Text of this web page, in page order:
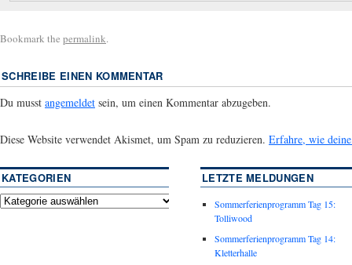
Bookmark the permalink.
SCHREIBE EINEN KOMMENTAR
Du musst angemeldet sein, um einen Kommentar abzugeben.
Diese Website verwendet Akismet, um Spam zu reduzieren. Erfahre, wie
KATEGORIEN LETZTE MELDUNGEN
Sommerferienprogramm Tag 15:
Tolliwood
Sommerferienprogramm Tag 14:
Kletterhalle